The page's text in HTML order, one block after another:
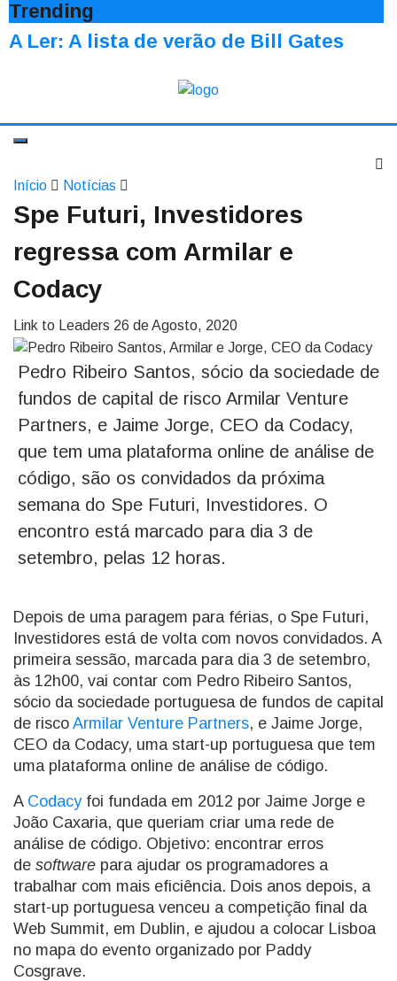
Trending
A Ler: A lista de verão de Bill Gates
Início Notícias
Spe Futuri, Investidores
regressa com Armilar e
Codacy
Link to Leaders 26 de Agosto, 2020
Pedro Ribeiro Santos, sócio da sociedade de
fundos de capital de risco Armilar Venture
Partners, e Jaime Jorge, CEO da Codacy,
que tem uma plataforma online de análise de
código, são os convidados da próxima
semana do Spe Futuri, Investidores. O
encontro está marcado para dia 3 de
setembro, pelas 12 horas.
Depois de uma paragem para férias, o Spe Futuri,
Investidores está de volta com novos convidados. A
primeira sessão, marcada para dia 3 de setembro,
às 12h00, vai contar com Pedro Ribeiro Santos,
sócio da sociedade portuguesa de fundos de capital
de risco Armilar Venture Partners, e Jaime Jorge,
CEO da Codacy, uma start-up portuguesa que tem
uma plataforma online de análise de código.
A Codacyfoi fundada em 2012 por Jaime Jorge e
João Caxaria, que queriam criar uma rede de
análise de código. Objetivo: encontrar erros
de software para ajudar os programadores a
trabalhar com mais eficiência. Dois anos depois, a
start-up portuguesa venceu a competição final da
Web Summit, em Dublin, e ajudou a colocar Lisboa
no mapa do evento organizado por Paddy
Cosgrave.